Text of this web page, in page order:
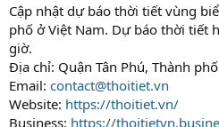
Cập nhật dự báo thời tiết vùng
phố ở Việt Nam. Dự báo thời tiết
giờ.
Địa chỉ: Quận Tân Phú, Thành
Email: contact@thoitiet.vn
Website: https://thoitiet.vn/
Business: https://